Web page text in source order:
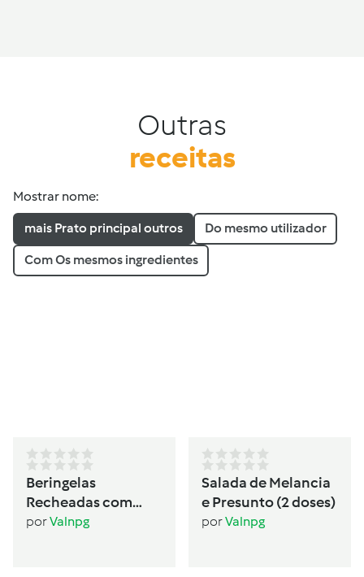
Outras
receitas
Mostrar nome:
mais Prato principal outros Do mesmo utilizador
Com Os mesmos ingredientes
Beringelas
Recheadas com
Seitan (2 pessoas)
porValnpg
Salada de Melancia
e Presunto (2 doses)
porValnpg